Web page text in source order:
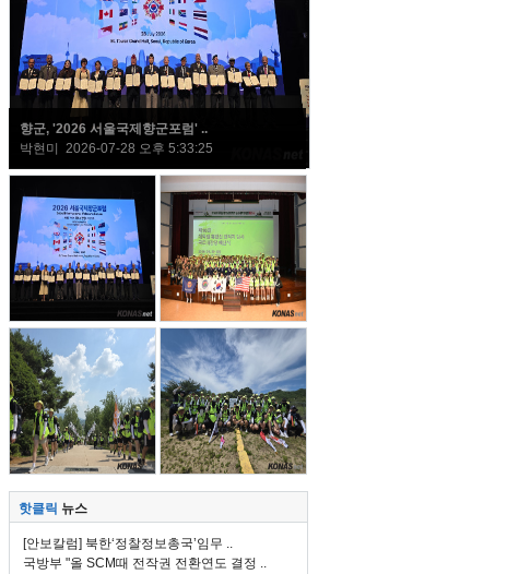
향군, '2026 서울국제향군포럼' ..
박현미 2026-07-28 오후 5:33:25
핫클릭 뉴스
[안보칼럼] 북한‘정찰정보총국’임무 ..
국방부 "올 SCM때 전작권 전환연도 결정 ..